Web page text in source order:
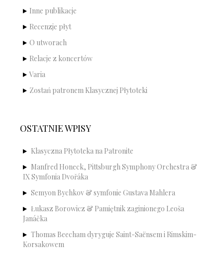
Inne publikacje
Recenzje płyt
O utworach
Relacje z koncertów
Varia
Zostań patronem Klasycznej Płytoteki
OSTATNIE WPISY
Klasyczna Płytoteka na Patronite
Manfred Honeck, Pittsburgh Symphony Orchestra &
IX Symfonia Dvořáka
Semyon Bychkov & symfonie Gustava Mahlera
Łukasz Borowicz & Pamiętnik zaginionego Leoša
Janáčka
Thomas Beecham dyryguje Saint-Saënsem i Rimskim-
Korsakowem